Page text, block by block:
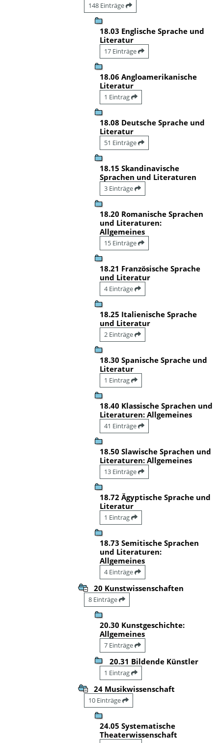
148 Einträge
18.03 Englische Sprache und
Literatur
17 Einträge
18.06 Angloamerikanische
Literatur
1 Eintrag
18.08 Deutsche Sprache und
Literatur
51 Einträge
18.15 Skandinavische
Sprachen und Literaturen
3 Einträge
18.20 Romanische Sprachen
und Literaturen:
Allgemeines
15 Einträge
18.21 Französische Sprache
und Literatur
4 Einträge
18.25 Italienische Sprache
und Literatur
2 Einträge
18.30 Spanische Sprache und
Literatur
1 Eintrag
18.40 Klassische Sprachen und
Literaturen: Allgemeines
41 Einträge
18.50 Slawische Sprachen und
Literaturen: Allgemeines
13 Einträge
18.72 Ägyptische Sprache und
Literatur
1 Eintrag
18.73 Semitische Sprachen
und Literaturen:
Allgemeines
4 Einträge
20 Kunstwissenschaften
8 Einträge
20.30 Kunstgeschichte:
Allgemeines
7 Einträge
20.31 Bildende Künstler
1 Eintrag
24 Musikwissenschaft
10 Einträge
24.05 Systematische
Theaterwissenschaft